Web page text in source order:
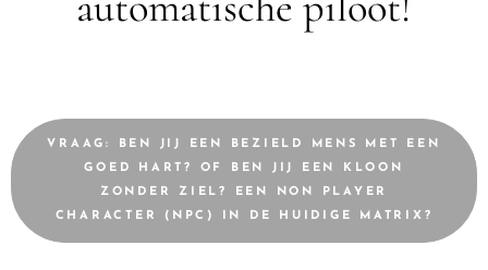
VRAAG: BEN JIJ EEN BEZIELD MENS MET EEN
GOED HART? OF BEN JIJ EEN KLOON
ZONDER ZIEL? EEN NON PLAYER
CHARACTER (NPC) IN DE HUIDIGE MATRIX?